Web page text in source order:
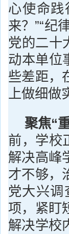
心使命践
来？”“纪
党的二十
动本单位
些差距，
上做细做
聚焦“
前，学校
解决高峰
才不够，
党大兴调
项，紧盯
解决学校